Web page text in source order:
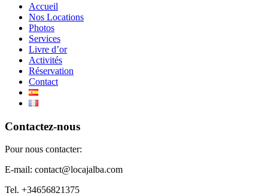
Accueil
Nos Locations
Photos
Services
Livre d’or
Activités
Réservation
Contact
Contactez-nous
Pour nous contacter:
E-mail: contact@locajalba.com
Tel. +34656821375